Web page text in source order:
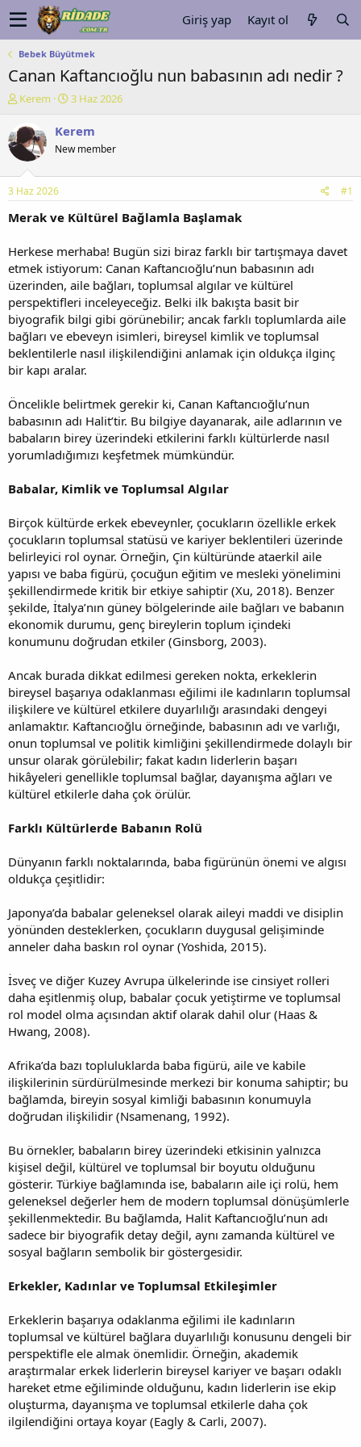
Giriş yap Kayıt ol
Bebek Büyütmek
Canan Kaftancıoğlu nun babasının adı nedir ?
K
n
u
y
b
a
ş
t
a
n
Kerem
B
ş
a
ç
r
i
h
i
3 Haz 2026
Kerem
New member
3 Haz 2026 #1
Merak ve Kültürel Bağlamla Başlamak
Herkese merhaba! Bugün sizi biraz farklı bir tartışmaya davet
etmek istiyorum: Canan Kaftancıoğlu’nun babasının adı
üzerinden, aile bağları, toplumsal algılar ve kültürel
perspektifleri inceleyeceğiz. Belki ilk bakışta basit bir
biyografik bilgi gibi görünebilir; ancak farklı toplumlarda aile
bağları ve ebeveyn isimleri, bireysel kimlik ve toplumsal
beklentilerle nasıl ilişkilendiğini anlamak için oldukça ilginç
bir kapı aralar.
Öncelikle belirtmek gerekir ki, Canan Kaftancıoğlu’nun
babasının adı Halit’tir. Bu bilgiye dayanarak, aile adlarının ve
babaların birey üzerindeki etkilerini farklı kültürlerde nasıl
yorumladığımızı keşfetmek mümkündür.
Babalar, Kimlik ve Toplumsal Algılar
Birçok kültürde erkek ebeveynler, çocukların özellikle erkek
çocukların toplumsal statüsü ve kariyer beklentileri üzerinde
belirleyici rol oynar. Örneğin, Çin kültüründe ataerkil aile
yapısı ve baba figürü, çocuğun eğitim ve mesleki yönelimini
şekillendirmede kritik bir etkiye sahiptir (Xu, 2018). Benzer
şekilde, İtalya’nın güney bölgelerinde aile bağları ve babanın
ekonomik durumu, genç bireylerin toplum içindeki
konumunu doğrudan etkiler (Ginsborg, 2003).
Ancak burada dikkat edilmesi gereken nokta, erkeklerin
bireysel başarıya odaklanması eğilimi ile kadınların toplumsal
ilişkilere ve kültürel etkilere duyarlılığı arasındaki dengeyi
anlamaktır. Kaftancıoğlu örneğinde, babasının adı ve varlığı,
onun toplumsal ve politik kimliğini şekillendirmede dolaylı bir
unsur olarak görülebilir; fakat kadın liderlerin başarı
hikâyeleri genellikle toplumsal bağlar, dayanışma ağları ve
kültürel etkilerle daha çok örülür.
Farklı Kültürlerde Babanın Rolü
Dünyanın farklı noktalarında, baba figürünün önemi ve algısı
oldukça çeşitlidir:
Japonya’da babalar geleneksel olarak aileyi maddi ve disiplin
yönünden desteklerken, çocukların duygusal gelişiminde
anneler daha baskın rol oynar (Yoshida, 2015).
İsveç ve diğer Kuzey Avrupa ülkelerinde ise cinsiyet rolleri
daha eşitlenmiş olup, babalar çocuk yetiştirme ve toplumsal
rol model olma açısından aktif olarak dahil olur (Haas &
Hwang, 2008).
Afrika’da bazı topluluklarda baba figürü, aile ve kabile
ilişkilerinin sürdürülmesinde merkezi bir konuma sahiptir; bu
bağlamda, bireyin sosyal kimliği babasının konumuyla
doğrudan ilişkilidir (Nsamenang, 1992).
Bu örnekler, babaların birey üzerindeki etkisinin yalnızca
kişisel değil, kültürel ve toplumsal bir boyutu olduğunu
gösterir. Türkiye bağlamında ise, babaların aile içi rolü, hem
geleneksel değerler hem de modern toplumsal dönüşümlerle
şekillenmektedir. Bu bağlamda, Halit Kaftancıoğlu’nun adı
sadece bir biyografik detay değil, aynı zamanda kültürel ve
sosyal bağların sembolik bir göstergesidir.
Erkekler, Kadınlar ve Toplumsal Etkileşimler
Erkeklerin başarıya odaklanma eğilimi ile kadınların
toplumsal ve kültürel bağlara duyarlılığı konusunu dengeli bir
perspektifle ele almak önemlidir. Örneğin, akademik
araştırmalar erkek liderlerin bireysel kariyer ve başarı odaklı
hareket etme eğiliminde olduğunu, kadın liderlerin ise ekip
oluşturma, dayanışma ve toplumsal etkilerle daha çok
ilgilendiğini ortaya koyar (Eagly & Carli, 2007).